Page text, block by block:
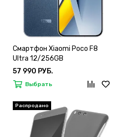
Смартфон Xiaomi Poco F8
Ultra 12/256GB
57 990 РУБ.
Выбрать